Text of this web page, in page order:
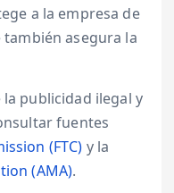
a la empresa de
asegura la
publicidad ilegal y
fuentes
(FTC) y la
(AMA).